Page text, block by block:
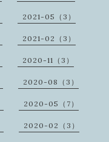
2021-05（3）
2021-02（3）
2020-11（3）
2020-08（3）
2020-05（7）
2020-02（3）